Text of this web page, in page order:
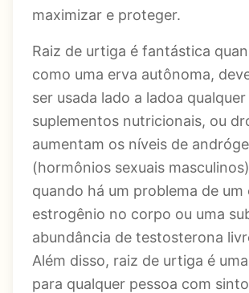
maximizar e proteger.
Raiz de urtiga é fantástica
como uma erva autônoma,
ser usada lado a ladoa
suplementos nutricionais, ou
aumentam os níveis de
(hormônios sexuais
quando há um problema de um
estrogênio no corpo ou uma
abundância de testosterona
Além disso, raiz de urtiga é
para qualquer pessoa com